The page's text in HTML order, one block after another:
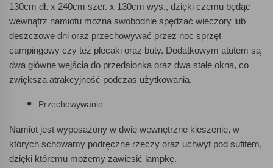
130cm dł. x 240cm szer. x 130cm wys., dzięki czemu będąc
wewnątrz namiotu można swobodnie spędzać wieczory lub
deszczowe dni oraz przechowywać przez noc sprzęt
campingowy czy też plecaki oraz buty. Dodatkowym atutem są
dwa główne wejścia do przedsionka oraz dwa stałe okna, co
zwiększa atrakcyjność podczas użytkowania.
Przechowywanie
Namiot jest wyposażony w dwie wewnętrzne kieszenie, w
których schowamy podręczne rzeczy oraz uchwyt pod sufitem,
dzięki któremu możemy zawiesić lampkę.